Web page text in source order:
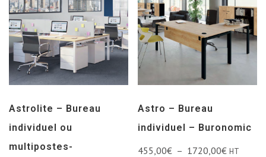
Astrolite – Bureau
individuel ou
multipostes-
Astro – Bureau
individuel – Buronomic
455,00€ – 1720,00€ HT